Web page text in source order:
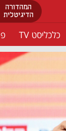
המהדורה
הדיגיטלית
כלכליסט TV